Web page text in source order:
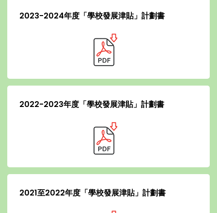
2023-2024年度「學校發展津貼」計劃書
2022-2023年度「學校發展津貼」計劃書
2021至2022年度「學校發展津貼」計劃書